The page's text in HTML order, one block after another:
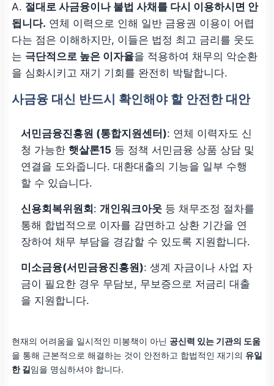
A. 절대로 사금융이나 불법 사채를 다시 이용하시면 안
됩니다. 연체 이력으로 인해 일반 금융권 이용이 어렵
다는 점은 이해하지만, 이들은 법정 최고 금리를 웃도
는 극단적으로 높은 이자율을 적용하여 채무의 악순환
을 심화시키고 재기 기회를 완전히 박탈합니다.
사금융 대신 반드시 확인해야 할 안전한 대안
서민금융진흥원 (통합지원센터): 연체 이력자도 신
청 가능한 햇살론15 등 정책 서민금융 상품 상담 및
연결을 도와줍니다. 대환대출의 기능을 일부 수행
할 수 있습니다.
신용회복위원회 : 개인워크아웃 등 채무조정 절차를
통해 합법적으로 이자를 감면하고 상환 기간을 연
장하여 채무 부담을 경감할 수 있도록 지원합니다.
미소금융(서민금융진흥원): 생계 자금이나 사업 자
금이 필요한 경우 무담보, 무보증으로 저금리 대출
을 지원합니다.
현재의 어려움을 일시적인 미봉책이 아닌 공신력 있는 기관의 도움
을 통해 근본적으로 해결하는 것이 안전하고 합법적인 재기의 유일
한 길임을 명심하셔야 합니다.